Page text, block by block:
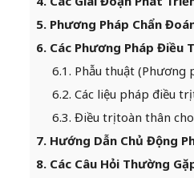
5. Phương Pháp Chẩn
6. Các Phương Pháp Điều
6.1. Phẫu thuật (Phương
6.2. Các liệu pháp điều
6.3. Điều trị toàn thân
7. Hướng Dẫn Chủ Động
8. Các Câu Hỏi Thường